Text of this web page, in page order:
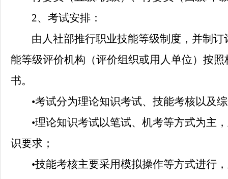
2、考试安排：
由人社部推行职业技能等级制度，并制
能等级评价机构（评价组织或用人单位）按
书。
•考试分为理论知识考试、技能考核以及
•理论知识考试以笔试、机考等方式为主
识要求；
•技能考核主要采用模拟操作等方式进行